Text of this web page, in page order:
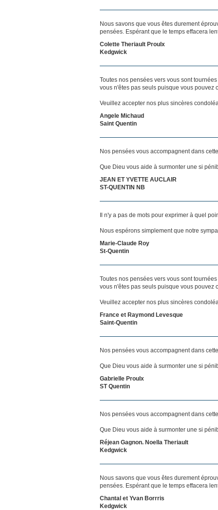
Nous savons que vous êtes durement
pensées. Espérant que le temps effacera
Colette Theriault Proulx
Kedgwick
Toutes nos pensées vers vous sont
vous n'êtes pas seuls puisque vous pouvez
Veuillez accepter nos plus sincères
Angele Michaud
Saint Quentin
Nos pensées vous accompagnent dans
Que Dieu vous aide à surmonter une si
JEAN ET YVETTE AUCLAIR
ST-QUENTIN NB
Il n'y a pas de mots pour exprimer à quel
Nous espérons simplement que notre
Marie-Claude Roy
St-Quentin
Toutes nos pensées vers vous sont
vous n'êtes pas seuls puisque vous pouvez
Veuillez accepter nos plus sincères
France et Raymond Levesque
Saint-Quentin
Nos pensées vous accompagnent dans
Que Dieu vous aide à surmonter une si
Gabrielle Proulx
ST Quentin
Nos pensées vous accompagnent dans
Que Dieu vous aide à surmonter une si
Réjean Gagnon. Noella Theriault
Kedgwick
Nous savons que vous êtes durement
pensées. Espérant que le temps effacera
Chantal et Yvan Borrris
Kedgwick